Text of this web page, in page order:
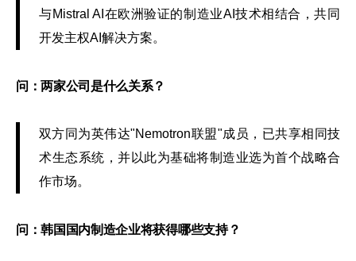
与Mistral AI在欧洲验证的制造业AI技术相结合，共同
开发主权AI解决方案。
问：两家公司是什么关系？
双方同为英伟达"Nemotron联盟"成员，已共享相同技
术生态系统，并以此为基础将制造业选为首个战略合
作市场。
问：韩国国内制造企业将获得哪些支持？